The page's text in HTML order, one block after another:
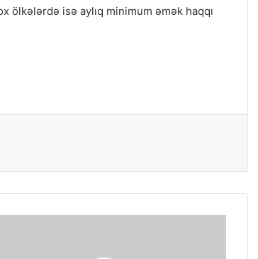
ölkələrdə isə aylıq minimum əmək haqqı